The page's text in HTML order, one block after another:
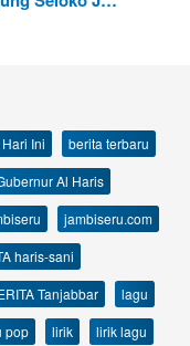
Ini
berita terbaru
Al Haris
jambiseru.com
haris-sani
Tanjabbar
lagu
pop lirik
lirik lagu